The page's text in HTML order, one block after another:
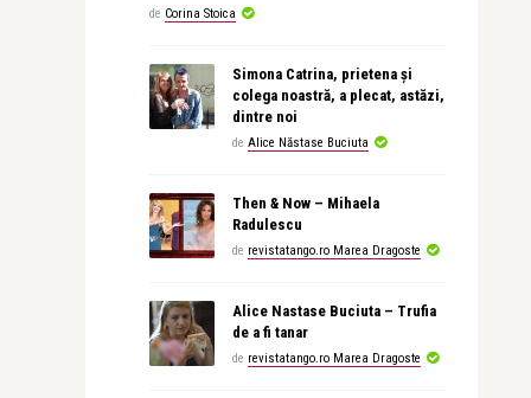
de Corina Stoica
Simona Catrina, prietena și
colega noastră, a plecat, astăzi,
dintre noi
de Alice Năstase Buciuta
Then & Now – Mihaela
Radulescu
de revistatango.ro Marea Dragoste
Alice Nastase Buciuta – Trufia
de a fi tanar
de revistatango.ro Marea Dragoste